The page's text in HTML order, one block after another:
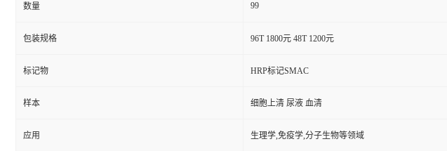
数量 99
包装规格 96T 1800元 48T 1200元
标记物 HRP标记SMAC
样本 细胞上清 尿液 血清
应用 生理学,免疫学,分子生物等领域